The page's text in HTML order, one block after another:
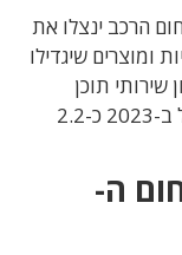
הרכב ינצלו את
ומוצרים שיגדילו
תוכן
ובידור, וכי שוק האפליקציות לכלי רכב יגלגל ב-2023 כ-2.2
ה-